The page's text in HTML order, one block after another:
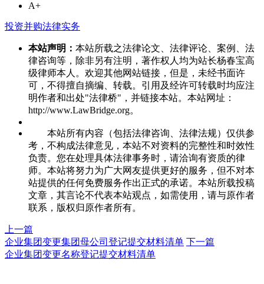
A+
投资并购法律实务
本站声明： 本站所载之法律论文、法律评论、案例、法
律咨询等，除非另有注明，著作权人均为站长杨春宝高
级律师本人。欢迎其他网站链接，但是，未经书面许
可，不得擅自摘编、转载。引用及经许可转载时均应注
明作者和出处"法律桥"，并链接本站。本站网址：
http://www.LawBridge.org。
本站所有内容（包括法律咨询、法律法规）仅供参
考，不构成法律意见，本站不对资料的完整性和时效性
负责。您在处理具体法律事务时，请洽询有资质的律
师。本站将努力为广大网友提供更好的服务，但不对本
站提供的任何免费服务作出正式的承诺。本站所载投稿
文章，其言论不代表本站观点，如需使用，请与原作者
联系，版权归原作者所有。
上一篇
企业集团变更集团母公司登记提交材料清单 下一篇
企业集团变更名称登记提交材料清单